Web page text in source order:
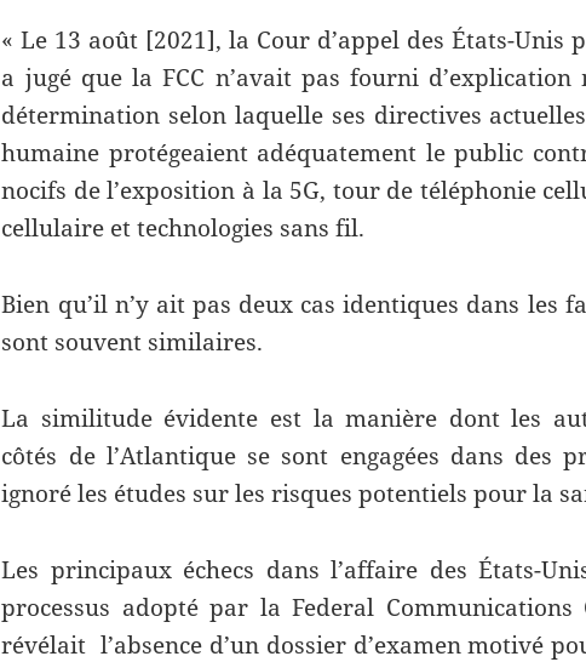
« Le 13 août [2021], la Cour d’appel des États-Unis
a jugé que la FCC n’avait pas fourni
détermination selon laquelle ses directives
humaine protégeaient adéquatement le public
nocifs de l’exposition à la 5G, tour de téléphonie
cellulaire et technologies sans fil.
Bien qu’il n’y ait pas deux cas identiques dans les
sont souvent similaires.
La similitude évidente est la manière dont les
côtés de l’Atlantique se sont engagées dans des
ignoré les études sur les risques potentiels pour la
Les principaux échecs dans l’affaire des États-
processus adopté par la Federal Communications
révélait l’absence d’un dossier d’examen motivé